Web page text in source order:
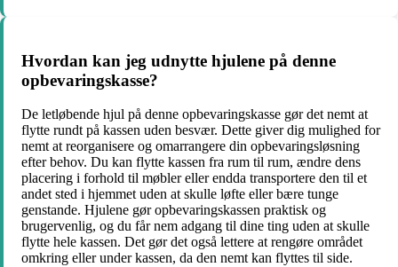
Hvordan kan jeg udnytte hjulene på denne
opbevaringskasse?
De letløbende hjul på denne opbevaringskasse gør det nemt at
flytte rundt på kassen uden besvær. Dette giver dig mulighed for
nemt at reorganisere og omarrangere din opbevaringsløsning
efter behov. Du kan flytte kassen fra rum til rum, ændre dens
placering i forhold til møbler eller endda transportere den til et
andet sted i hjemmet uden at skulle løfte eller bære tunge
genstande. Hjulene gør opbevaringskassen praktisk og
brugervenlig, og du får nem adgang til dine ting uden at skulle
flytte hele kassen. Det gør det også lettere at rengøre området
omkring eller under kassen, da den nemt kan flyttes til side.